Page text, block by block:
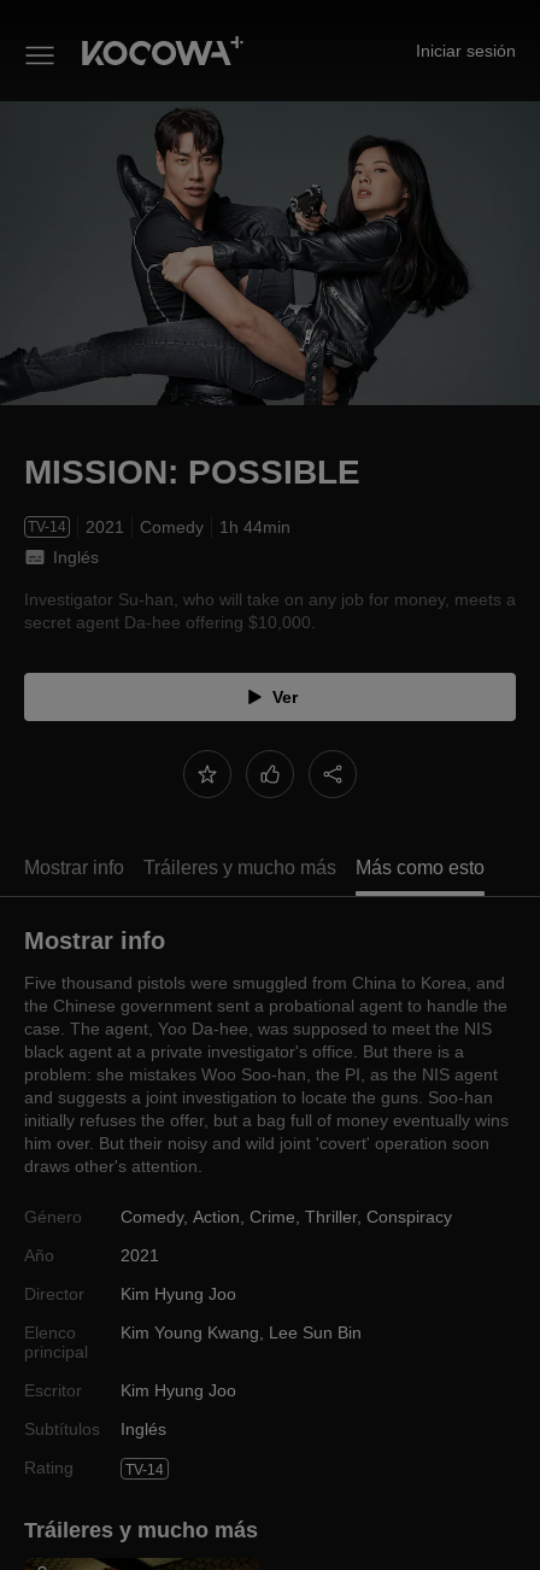
Iniciar sesión
MISSION: POSSIBLE
MISSION: POSSIBLE
TV-14 2021 Comedy
1h 44min
Inglés
Investigator Su-han, who will take on any job for money, meets a
secret agent Da-hee offering $10,000.
Ver
Mostrar info Tráileres y mucho más Más como esto
Mostrar info
Five thousand pistols were smuggled from China to Korea, and
the Chinese government sent a probational agent to handle the
case. The agent, Yoo Da-hee, was supposed to meet the NIS
black agent at a private investigator's office. But there is a
problem: she mistakes Woo Soo-han, the PI, as the NIS agent
and suggests a joint investigation to locate the guns. Soo-han
initially refuses the offer, but a bag full of money eventually wins
him over. But their noisy and wild joint 'covert' operation soon
draws other's attention.
Género Comedy, Action Crime Thriller, Conspiracy
Año
2021
Director
Kim Hyung Joo
Elenco
principal
Kim Young Kwang Lee Sun Bin
Escritor
Kim Hyung Joo
Subtítulos
Inglés
Rating
TV-14
Tráileres y mucho más